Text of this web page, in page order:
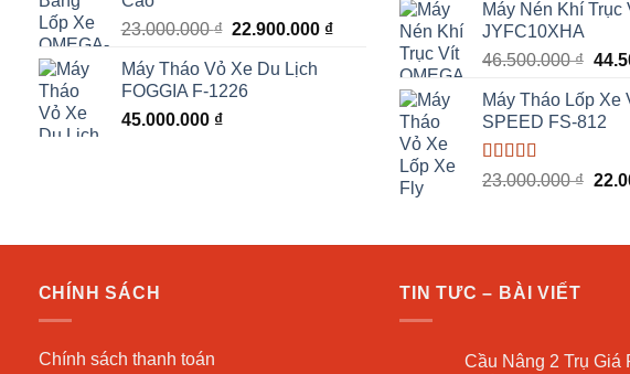
53.000.000 ₫.
23.000.000₫ Giá
là:
23.000.000 ₫.
22.900.000 ₫Giá
22.900.000 ₫.
Máy Tháo Vỏ Xe Du Lịch
FOGGIA F-1226
45.000.000 ₫
là:
Máy Nén Khí Trục
JYFC10XHA
46.500.000₫ Giá
là:
Máy Tháo Lốp Xe
SPEED FS-812
Được xếp
23.000.000₫ Giá
CHÍNH SÁCH
Chính sách thanh toán
TIN TƯC – BÀI VIẾT
Cầu Nâng 2 Trụ Giá